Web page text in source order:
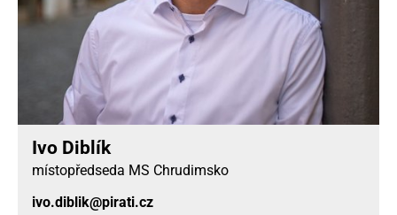
Ivo Diblík
místopředseda MS Chrudimsko
ivo.diblik@pirati.cz